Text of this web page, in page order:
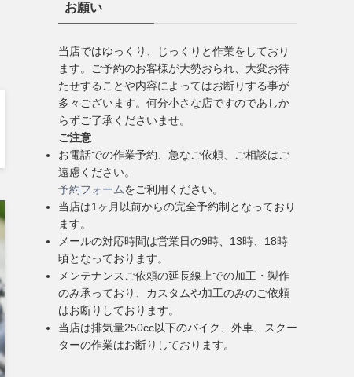
お願い
当店ではゆっくり、じっくりと作業をしており
ます。ご予約のお客様が大勢おられ、大変お待
たせすることや内容によってはお断りする事が
多々ございます。何分小さな店ですのであしか
らずご了承くださいませ。
ご注意
お電話での作業予約、急なご依頼、ご相談はご
遠慮ください。
予約フォームをご利用ください。
当店は1ヶ月以前からの完全予約制となっており
ます。
メールの対応時間は営業日の9時、13時、18時
頃となっております。
メンテナンスご依頼の延長線上での加工・製作
のみ承っており、カスタムや加工のみのご依頼
はお断りしております。
当店は排気量250cc以下のバイク、外車、スクー
ターの作業はお断りしております。